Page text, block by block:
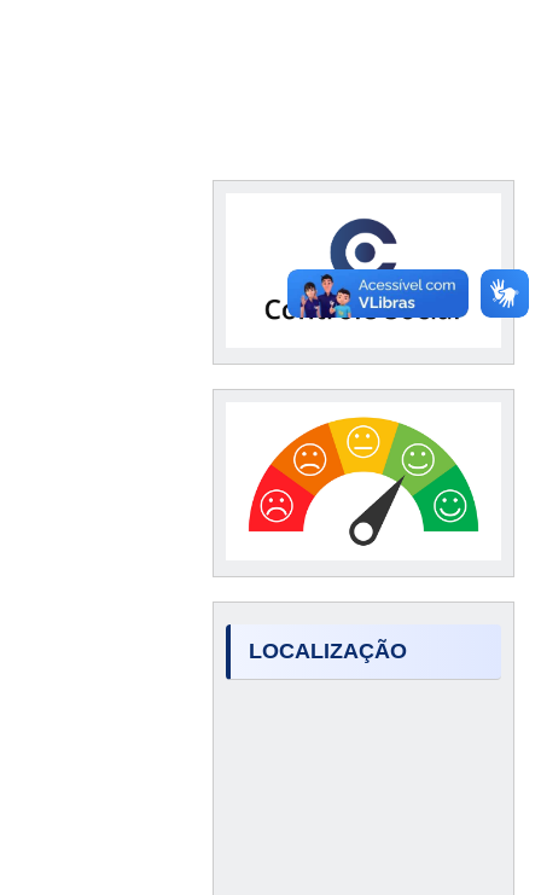
LOCALIZAÇÃO